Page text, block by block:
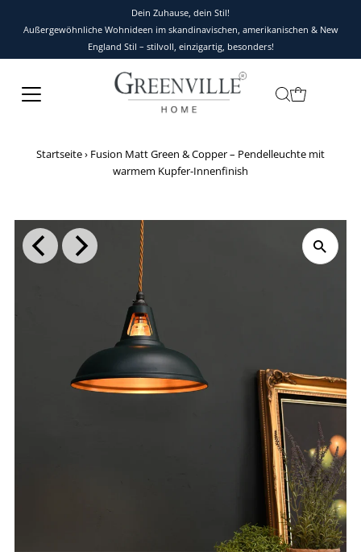
Dein Zuhause, dein Stil!
Außergewöhnliche Wohnideen im skandinavischen, amerikanischen & New
England Stil – stilvoll, einzigartig, besonders!
Startseite› Fusion Matt Green & Copper – Pendelleuchte mit
warmem Kupfer-Innenfinish